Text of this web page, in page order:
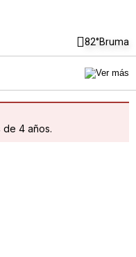
82°Bruma
4 años.